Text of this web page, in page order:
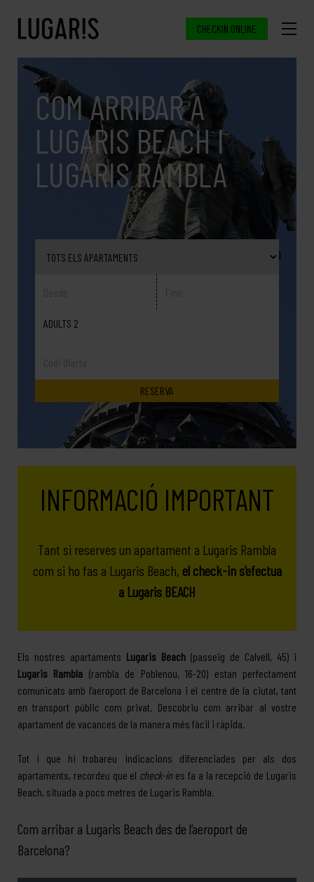
CHECKIN ONLINE
COM ARRIBAR A
LUGARIS BEACH I
LUGARIS RAMBLA
ADULTS 2
INFORMACIÓ IMPORTANT
Tant si reserves un apartament a Lugaris Rambla
com si ho fas a Lugaris Beach, el check-in s’efectua
a Lugaris BEACH
Els nostres apartaments Lugaris Beach (passeig de Calvell, 45) i
Lugaris Rambla (rambla de Poblenou, 16-20) estan perfectament
comunicats amb l’aeroport de Barcelona i el centre de la ciutat, tant
en transport públic com privat. Descobriu com arribar al vostre
apartament de vacances de la manera més fàcil i ràpida.
Tot i que hi trobareu indicacions diferenciades per als dos
apartaments, recordeu que el check-ines fa a la recepció de Lugaris
Beach, situada a pocs metres de Lugaris Rambla.
Com arribar a Lugaris Beach des de l’aeroport de
Barcelona?